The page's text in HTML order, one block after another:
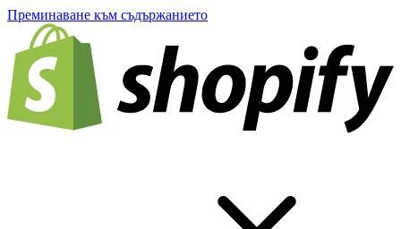
Преминаване към съдържанието